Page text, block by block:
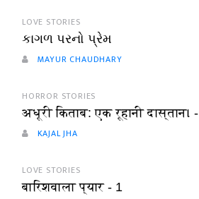
LOVE STORIES
કાગળ પરનો પ્રેમ
MAYUR CHAUDHARY
HORROR STORIES
अधूरी किताब: एक रूहानी दास्तान।
KAJAL JHA
LOVE STORIES
बारिशवाला प्यार - 1